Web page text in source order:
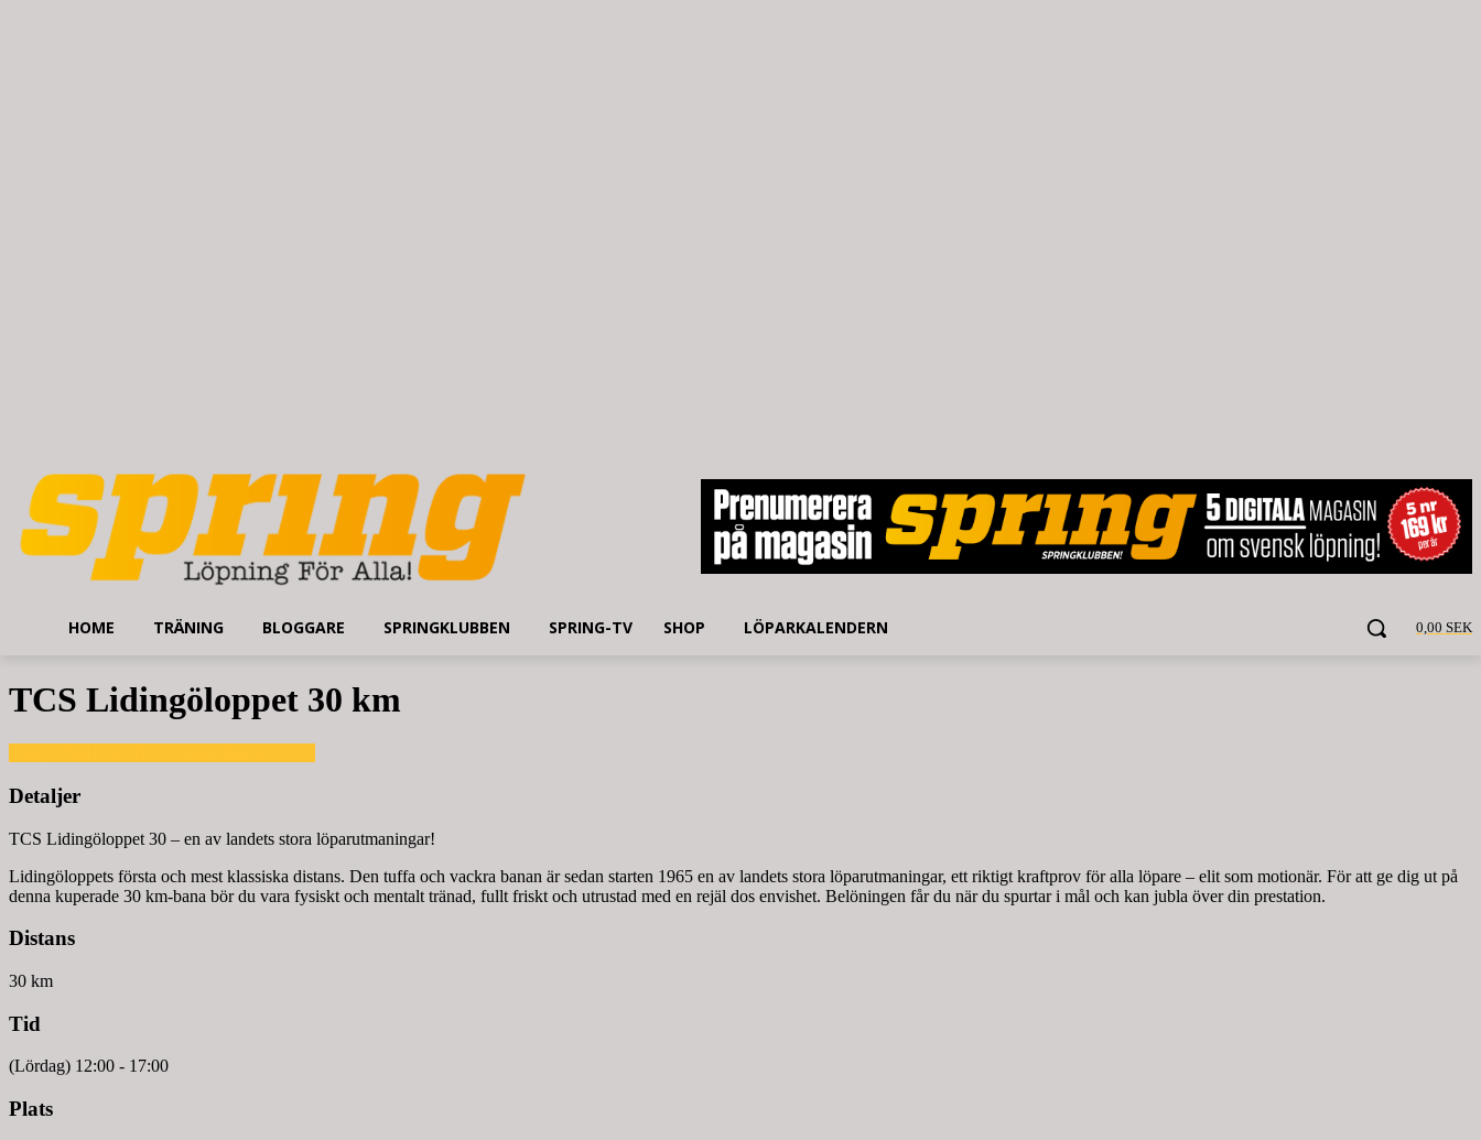
0,00 SEK
HOME TRÄNING BLOGGARE SPRINGKLUBBEN SPRING-TV SHOP LÖPARKALENDERN
TCS Lidingöloppet 30 km
Detaljer
TCS Lidingöloppet 30 – en av landets stora löparutmaningar!
Lidingöloppets första och mest klassiska distans. Den tuffa och vackra banan är sedan starten 1965 en av landets stora löparutmaningar, ett riktigt kraftprov för alla löpare – elit som motionär. För att ge dig ut på
denna kuperade 30 km-bana bör du vara fysiskt och mentalt tränad, fullt friskt och utrustad med en rejäl dos envishet. Belöningen får du när du spurtar i mål och kan jubla över din prestation.
Distans
30 km
Tid
(Lördag) 12:00 - 17:00
Plats